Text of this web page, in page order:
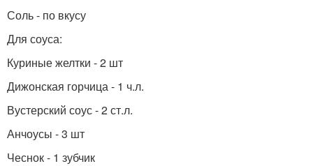
Соль - по вкусу
Для соуса:
Куриные желтки - 2 шт
Дижонская горчица - 1 ч.л.
Вустерский соус - 2 ст.л.
Анчоусы - 3 шт
Чеснок - 1 зубчик